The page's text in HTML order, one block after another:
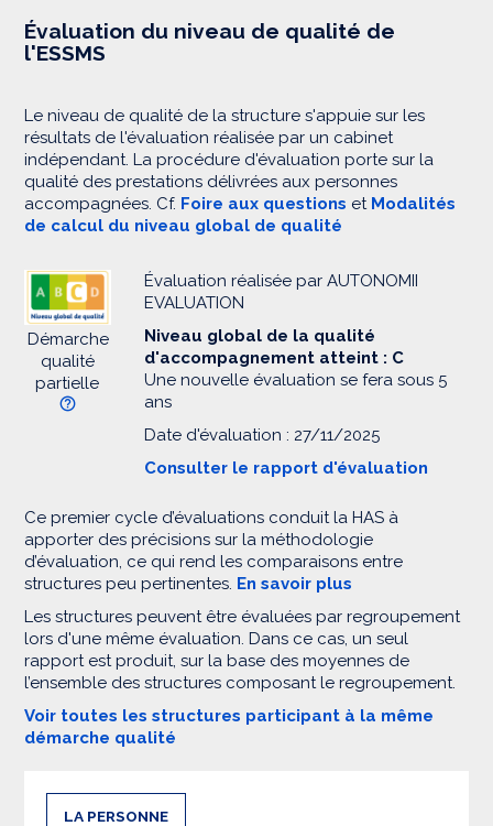
Évaluation du niveau de qualité de
l'ESSMS
Le niveau de qualité de la structure s'appuie sur les
résultats de l'évaluation réalisée par un cabinet
indépendant. La procédure d'évaluation porte sur la
qualité des prestations délivrées aux personnes
accompagnées. Cf. Foire aux questions et Modalités
de calcul du niveau global de qualité
Démarche
qualité
partielle
Évaluation réalisée par AUTONOMII
EVALUATION
Niveau global de la qualité
d'accompagnement atteint : C
Une nouvelle évaluation se fera sous 5
ans
Date d'évaluation : 27/11/2025
Consulter le rapport d'évaluation
Ce premier cycle d’évaluations conduit la HAS à
apporter des précisions sur la méthodologie
d’évaluation, ce qui rend les comparaisons entre
structures peu pertinentes. En savoir plus
Les structures peuvent être évaluées par regroupement
lors d'une même évaluation. Dans ce cas, un seul
rapport est produit, sur la base des moyennes de
l’ensemble des structures composant le regroupement.
Voir toutes les structures participant à la même
démarche qualité
LA PERSONNE